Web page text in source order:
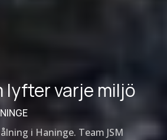
lyfter varje miljö
i Haninge. Team JSM